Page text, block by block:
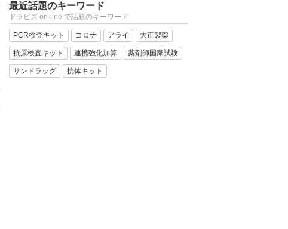
最近話題のキーワード
ドラビズ on-line で話題のキーワード
PCR検査キット コロナ アライ 大正製薬
抗原検査キット 連携強化加算 薬剤師国家試験
サンドラッグ 抗体キット